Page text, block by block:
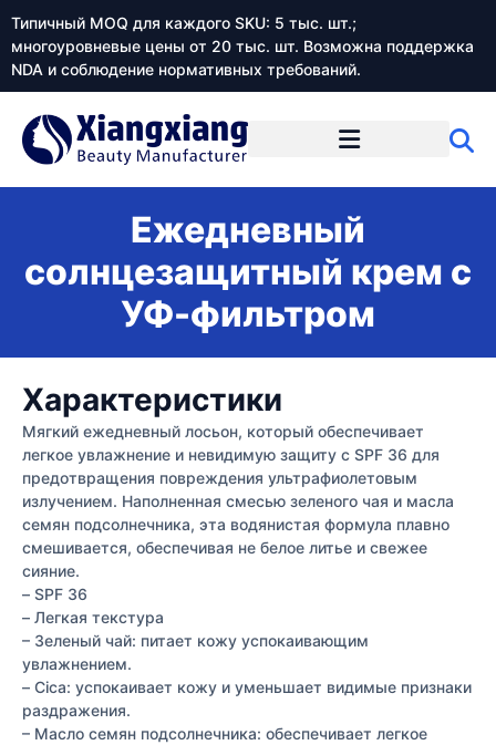
Типичный MOQ для каждого SKU: 5 тыс. шт.;
многоуровневые цены от 20 тыс. шт. Возможна поддержка
NDA и соблюдение нормативных требований.
Ежедневный
солнцезащитный крем с
УФ-фильтром
Характеристики
Мягкий ежедневный лосьон, который обеспечивает
легкое увлажнение и невидимую защиту с SPF 36 для
предотвращения повреждения ультрафиолетовым
излучением. Наполненная смесью зеленого чая и масла
семян подсолнечника, эта водянистая формула плавно
смешивается, обеспечивая не белое литье и свежее
сияние.
– SPF 36
– Легкая текстура
– Зеленый чай: питает кожу успокаивающим
увлажнением.
– Cica: успокаивает кожу и уменьшает видимые признаки
раздражения.
– Масло семян подсолнечника: обеспечивает легкое